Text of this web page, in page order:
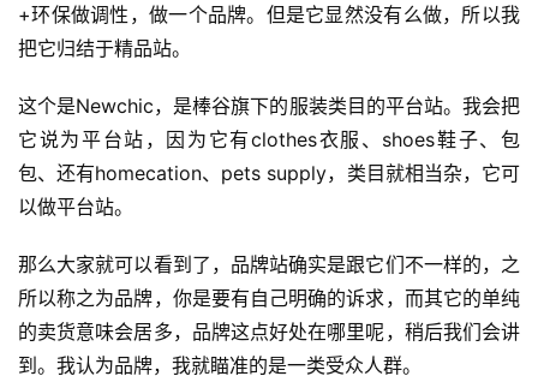
+环保做调性，做一个品牌。但是它显然没有么做，所以我
把它归结于精品站。
这个是Newchic，是棒谷旗下的服装类目的平台站。我会把
它说为平台站，因为它有clothes衣服、shoes鞋子、包
包、还有homecation、pets supply，类目就相当杂，它可
以做平台站。
那么大家就可以看到了，品牌站确实是跟它们不一样的，之
所以称之为品牌，你是要有自己明确的诉求，而其它的单纯
的卖货意味会居多，品牌这点好处在哪里呢，稍后我们会讲
到。我认为品牌，我就瞄准的是一类受众人群。